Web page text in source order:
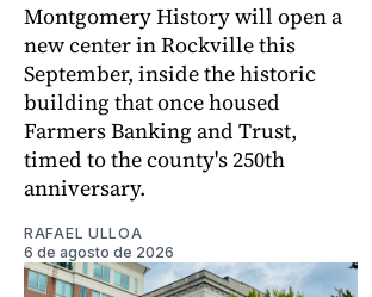
Montgomery History will open a
new center in Rockville this
September, inside the historic
building that once housed
Farmers Banking and Trust,
timed to the county's 250th
anniversary.
RAFAEL ULLOA
6 de agosto de 2026